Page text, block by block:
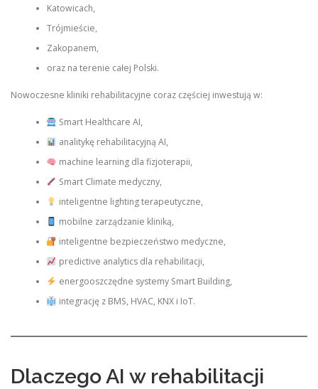
Katowicach,
Trójmieście,
Zakopanem,
oraz na terenie całej Polski.
Nowoczesne kliniki rehabilitacyjne coraz częściej inwestują w:
Smart Healthcare AI,
analitykę rehabilitacyjną AI,
machine learning dla fizjoterapii,
Smart Climate medyczny,
inteligentne lighting terapeutyczne,
mobilne zarządzanie kliniką,
inteligentne bezpieczeństwo medyczne,
predictive analytics dla rehabilitacji,
energooszczędne systemy Smart Building,
integrację z BMS, HVAC, KNX i IoT.
Dlaczego AI w rehabilitacji